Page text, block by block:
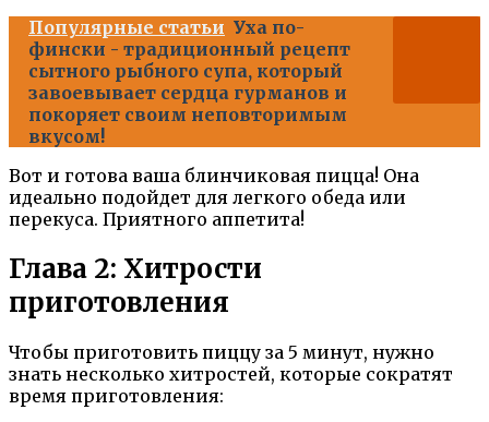
Популярные статьи Уха по-
фински - традиционный рецепт
сытного рыбного супа, который
завоевывает сердца гурманов и
покоряет своим неповторимым
вкусом!
Вот и готова ваша блинчиковая пицца! Она
идеально подойдет для легкого обеда или
перекуса. Приятного аппетита!
Глава 2: Хитрости
приготовления
Чтобы приготовить пиццу за 5 минут, нужно
знать несколько хитростей, которые сократят
время приготовления: